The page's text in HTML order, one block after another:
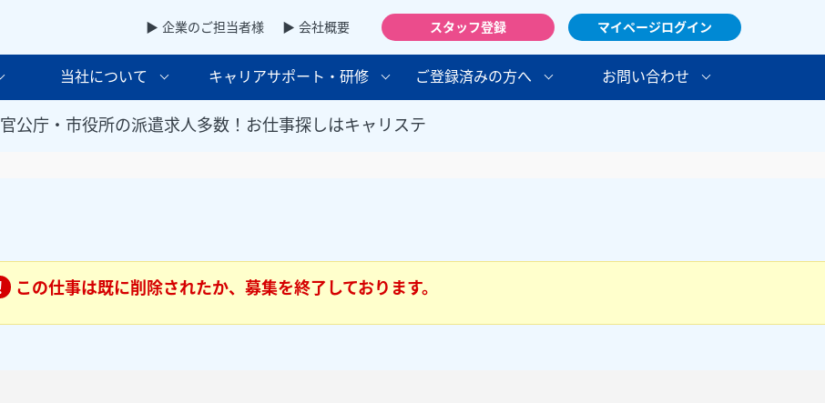
▶ 企業のご担当者様 ▶ 会社概要 スタッフ登録 マイページログイン
当社について キャリアサポート・研修 ご登録済みの方へ お問い合わせ
官公庁・市役所の派遣求人多数！お仕事探しはキャリステ
この仕事は既に削除されたか、募集を終了しております。